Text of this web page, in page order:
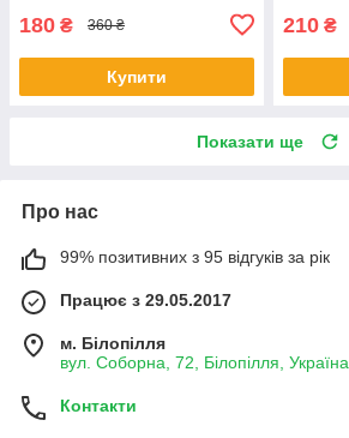
180 ₴ 360 ₴
Купити
210 ₴
Показати ще
Про нас
99% позитивних з 95 відгуків за рік
Працює з 29.05.2017
м. Білопілля
вул. Соборна, 72, Білопілля, Україна
Контакти